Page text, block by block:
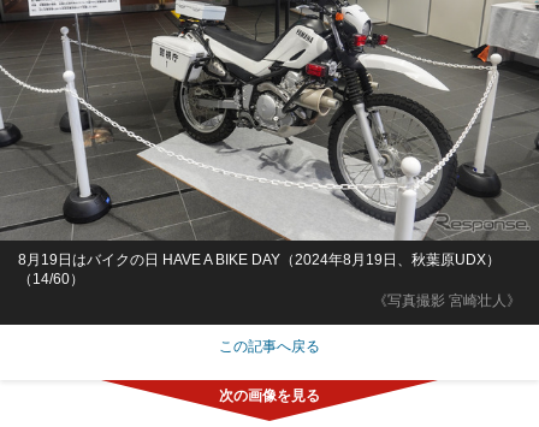
《写真撮影 宮崎壮人》
8月19日はバイクの日 HAVE A BIKE DAY（2024年8月19日、秋葉原UDX）
（14/60）
この記事へ戻る